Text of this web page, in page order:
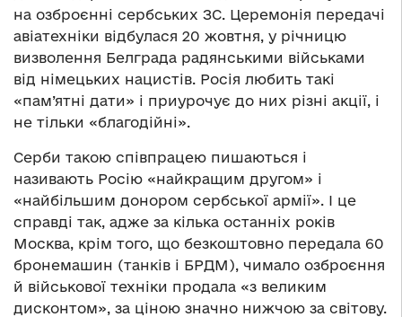
на озброєнні сербських ЗС. Церемонія передачі
авіатехніки відбулася 20 жовтня, у річницю
визволення Белграда радянськими військами
від німецьких нацистів. Росія любить такі
«пам’ятні дати» і приурочує до них різні акції, і
не тільки «благодійні».
Серби такою співпрацею пишаються і
називають Росію «найкращим другом» і
«найбільшим донором сербської армії». І це
справді так, адже за кілька останніх років
Москва, крім того, що безкоштовно передала 60
бронемашин (танків і БРДМ), чимало озброєння
й військової техніки продала «з великим
дисконтом», за ціною значно нижчою за світову.